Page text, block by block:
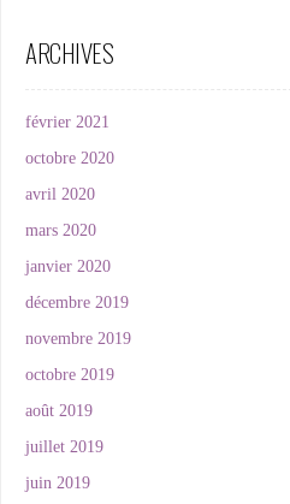
ARCHIVES
février 2021
octobre 2020
avril 2020
mars 2020
janvier 2020
décembre 2019
novembre 2019
octobre 2019
août 2019
juillet 2019
juin 2019